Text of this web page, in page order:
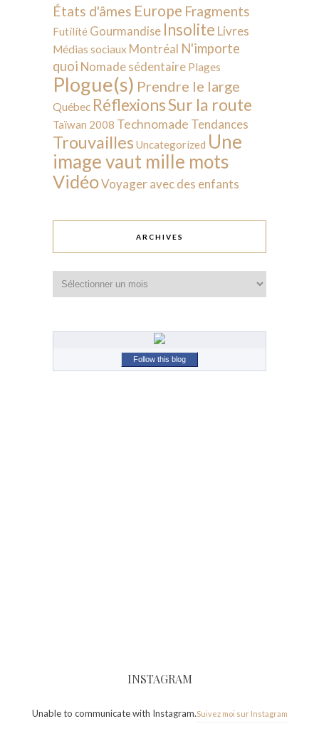
États d'âmes Europe Fragments
Futilité Gourmandise Insolite Livres
Médias sociaux Montréal N'importe
quoi Nomade sédentaire Plages
Plogue(s) Prendre le large
Québec RéflexionsSur la route
Taïwan 2008 Technomade Tendances
Trouvailles Uncategorized Une
image vaut mille mots
VidéoVoyager avec des enfants
ARCHIVES
Follow this blog
INSTAGRAM
Unable to communicate with Instagram.Suivez moi sur Instagram